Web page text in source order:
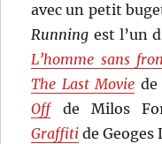
avec un petit
Running est l’un
L’homme sans
The Last Movie de
Offde Milos
Graffiti de Geoges